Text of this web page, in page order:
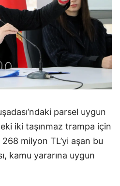
parsel uygun
iki taşınmaz trampa için
milyon TL’yi aşan bu
kamu yararına uygun